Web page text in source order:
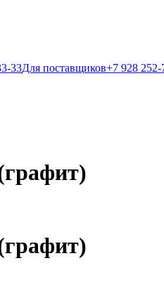
33Для поставщиков+7 928 252-